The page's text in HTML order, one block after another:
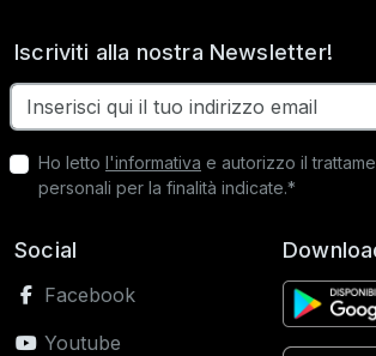
Iscriviti alla nostra Newsletter!
Ho letto l'informativa e autorizzo il
personali per la finalità indicate.*
Social
Facebook
Youtube